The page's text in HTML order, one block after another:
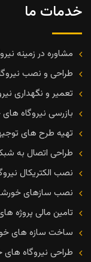
خدمات ما
مشاوره در زمینه
طراحی و نصب
تعمیر و نگهداری
بازرسی نیروگاه
تهیه طرح های
طراحی اتصال به
نصب الکتریکال
نصب سازهای
تامین مالی پروژه
ساخت سازه های
طراحی نیروگاه